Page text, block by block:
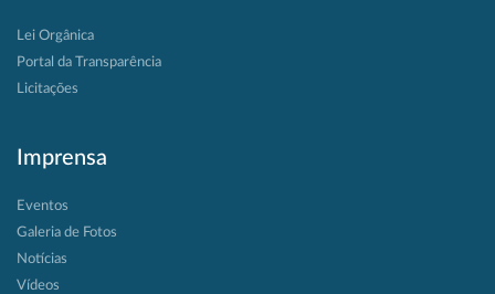
Lei Orgânica
Portal da Transparência
Licitações
Imprensa
Eventos
Galeria de Fotos
Notícias
Vídeos